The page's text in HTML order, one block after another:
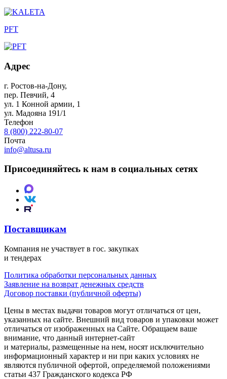
PFT
Адрес
г. Ростов-на-Дону,
пер. Певчий, 4
ул. 1 Конной армии, 1
ул. Мадояна 191/1
Телефон
8 (800) 222-80-07
Почта
info@altusa.ru
Присоединяйтесь к нам в социальных сетях
Поставщикам
Компания не участвует в гос. закупках
и тендерах
Политика обработки персональных данных
Заявление на возврат денежных средств
Договор поставки (публичной оферты)
Цены в местах выдачи товаров могут отличаться от цен,
указанных на сайте. Внешний вид товаров и упаковки может
отличаться от изображенных на Сайте. Обращаем ваше
внимание, что данный интернет-сайт
и материалы, размещенные на нем, носят исключительно
информационный характер и ни при каких условиях не
являются публичной офертой, определяемой положениями
статьи 437 Гражданского кодекса РФ